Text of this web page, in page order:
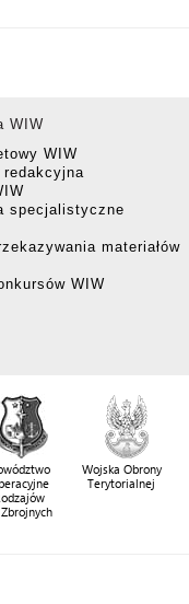
WIW
WIW
redakcyjna
specjalistyczne
materiałów
WIW
Zbrojnych
Wojska Obrony
Terytorialnej